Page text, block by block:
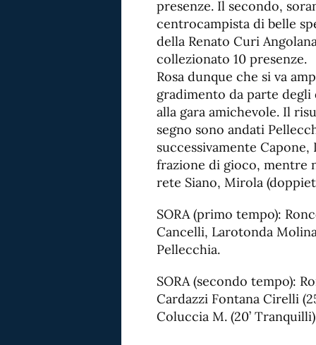
presenze. Il secondo,
centrocampista di belle
della Renato Curi
collezionato 10 presenze.
Rosa dunque che si va
gradimento da parte
alla gara amichevole. Il
segno sono andati
successivamente
frazione di gioco, mentre
rete Siano, Mirola
SORA (primo tempo):
Cancelli, Larotonda
Pellecchia.
SORA (secondo tempo):
Cardazzi Fontana Cirelli
Coluccia M. (20’